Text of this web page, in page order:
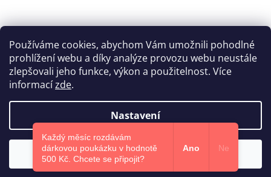
Používáme cookies, abychom Vám umožnili pohodlné
prohlížení webu a díky analýze provozu webu neustále
zlepšovali jeho funkce, výkon a použitelnost. Více
informacízde.
Nastavení
Souhlasím
Katka Hromasová Foto
Vytvořil Shoptet
Copyright 2026Euphoris.cz. Všechna práva vyhrazena.
Každý měsíc rozdávám
dárkovou poukázku v hodnotě
500 Kč.​ Chcete se připojit?
Ano Ne